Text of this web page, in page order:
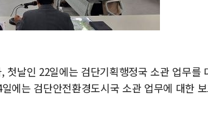
첫날인 22일에는 검단기획행정국 소관 업무를
에는 검단안전환경도시국 소관 업무에 대한